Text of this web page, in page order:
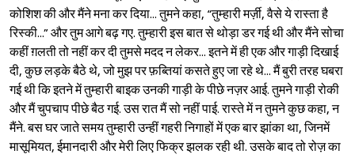
कोशिश की और मैंने मना कर दिया... तुमने कहा, “तुम्हारी मर्ज़ी, वैसे ये रास्ता है
रिस्की...” और तुम आगे बढ़ गए. तुम्हारी इस बात से थोड़ा डर गई थी और मैंने सोचा
कहीं ग़लती तो नहीं कर दी तुमसे मदद न लेकर... इतने में ही एक और गाड़ी दिखाई
दी, कुछ लड़के बैठे थे, जो मुझ पर फ़ब्तियां कसते हुए जा रहे थे... मैं बुरी तरह घबरा
गई थी कि इतने में तुम्हारी बाइक उनकी गाड़ी के पीछे नज़र आई. तुमने गाड़ी रोकी
और मैं चुपचाप पीछे बैठ गई. उस रात मैं सो नहीं पाई. रास्ते में न तुमने कुछ कहा, न
मैंने. बस घर जाते समय तुम्हारी उन्हीं गहरी निगाहों में एक बार झांका था, जिनमें
मासूमियत, ईमानदारी और मेरी लिए फिक्र झलक रही थी. उसके बाद तो रोज़ का